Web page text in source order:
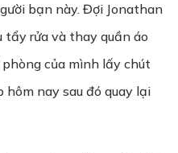
bạn này. Đợi Jonathan
tẩy rửa và thay quần áo
của mình lấy chút
hôm nay sau đó quay lại